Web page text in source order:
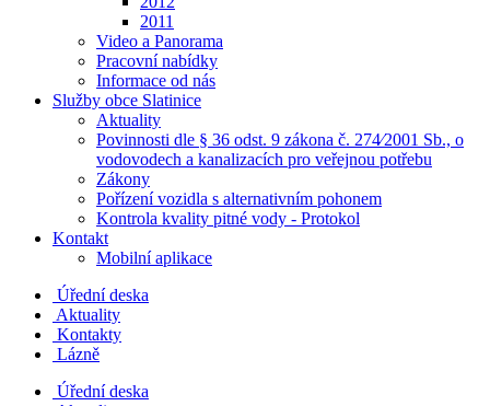
2011
Video a Panorama
Pracovní nabídky
Informace od nás
Služby obce Slatinice
Aktuality
Povinnosti dle § 36 odst. 9 zákona č. 274⁄2001 Sb., o
vodovodech a kanalizacích pro veřejnou potřebu
Zákony
Pořízení vozidla s alternativním pohonem
Kontrola kvality pitné vody - Protokol
Kontakt
Mobilní aplikace
Úřední deska
Aktuality
Kontakty
Lázně
Úřední deska